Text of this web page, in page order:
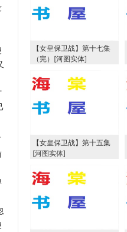
【女皇保卫战】第十七集
（完）[河图实体]
【女皇保卫战】第十五集
[河图实体]